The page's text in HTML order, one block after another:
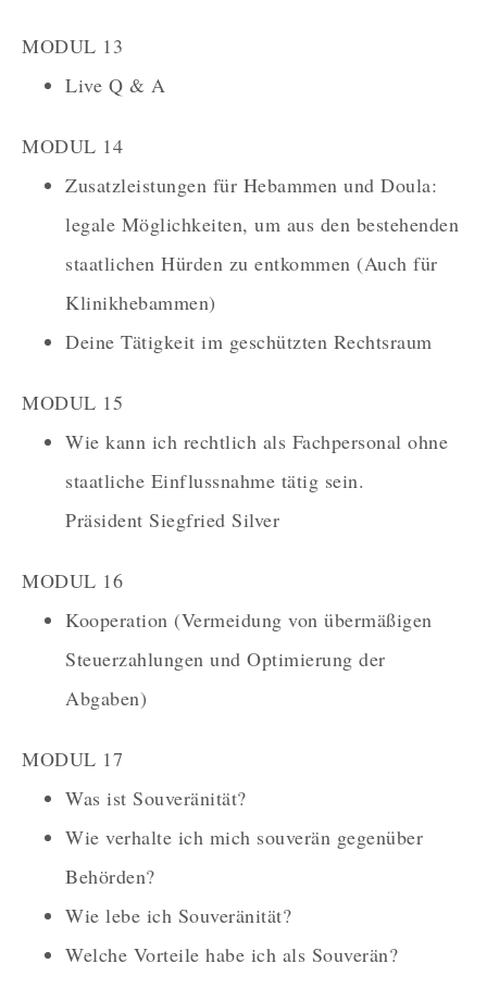
MODUL 13
Live Q & A
MODUL 14
Zusatzleistungen für Hebammen und Doula:
legale Möglichkeiten, um aus den bestehenden
staatlichen Hürden zu entkommen (Auch für
Klinikhebammen)
Deine Tätigkeit im geschützten Rechtsraum
MODUL 15
Wie kann ich rechtlich als Fachpersonal ohne
staatliche Einflussnahme tätig sein.
Präsident Siegfried Silver
MODUL 16
Kooperation (Vermeidung von übermäßigen
Steuerzahlungen und Optimierung der
Abgaben)
MODUL 17
Was ist Souveränität?
Wie verhalte ich mich souverän gegenüber
Behörden?
Wie lebe ich Souveränität?
Welche Vorteile habe ich als Souverän?